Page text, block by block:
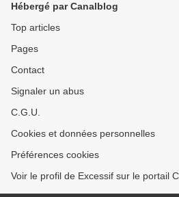
Hébergé par Canalblog
Top articles
Pages
Contact
Signaler un abus
C.G.U.
Cookies et données personnelles
Préférences cookies
Voir le profil de Excessif sur le portail